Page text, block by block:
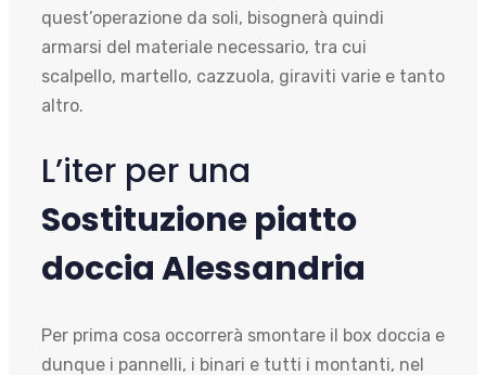
quest’operazione da soli, bisognerà quindi
armarsi del materiale necessario, tra cui
scalpello, martello, cazzuola, giraviti varie e tanto
altro.
L’iter per una
Sostituzione piatto
doccia Alessandria
Per prima cosa occorrerà smontare il box doccia e
dunque i pannelli, i binari e tutti i montanti, nel